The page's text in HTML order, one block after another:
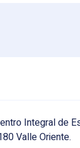
Integral de
Valle Oriente.